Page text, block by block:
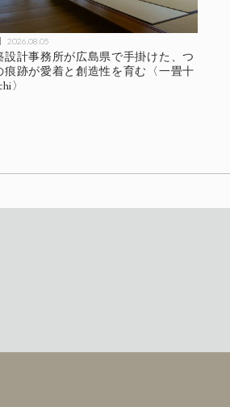
2026.08.05
設計事務所が広島県で手掛けた、つ
痕跡が愛着と創造性を育む〈一畳十
〉